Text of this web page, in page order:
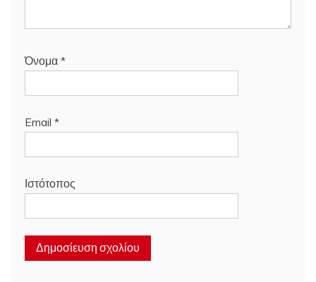
Όνομα *
Email *
Ιστότοπος